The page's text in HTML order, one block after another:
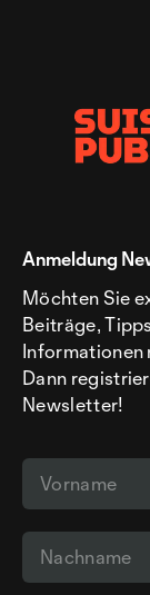
Anmeldung
Möchten Sie
Beiträge,
Informationen
Dann
Newsletter!